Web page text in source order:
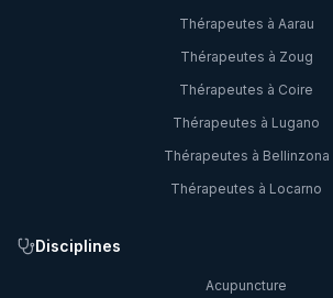
Thérapeutes à Aarau
Thérapeutes à Zoug
Thérapeutes à Coire
Thérapeutes à Lugano
Thérapeutes à Bellinzona
Thérapeutes à Locarno
Disciplines
Acupuncture